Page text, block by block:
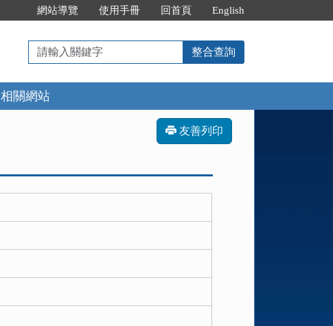
網站導覽 使用手冊 回首頁 English
請
輸
入
關
鍵
整合查詢
相關網站
友善列印